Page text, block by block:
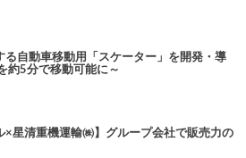
る自動車移動用「スケーター」を開発・導
約5分で移動可能に～
×星清重機運輸㈱】グループ会社で販売力の